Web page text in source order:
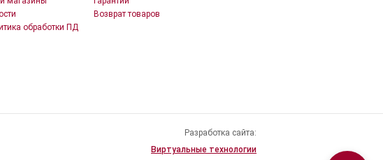
обработки ПД
Возврат товаров
Разработка сайта:
Виртуальные технологии